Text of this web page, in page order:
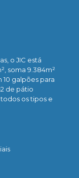
o JIC está
soma 9.384m²
10 galpões para
de pátio
os tipos e